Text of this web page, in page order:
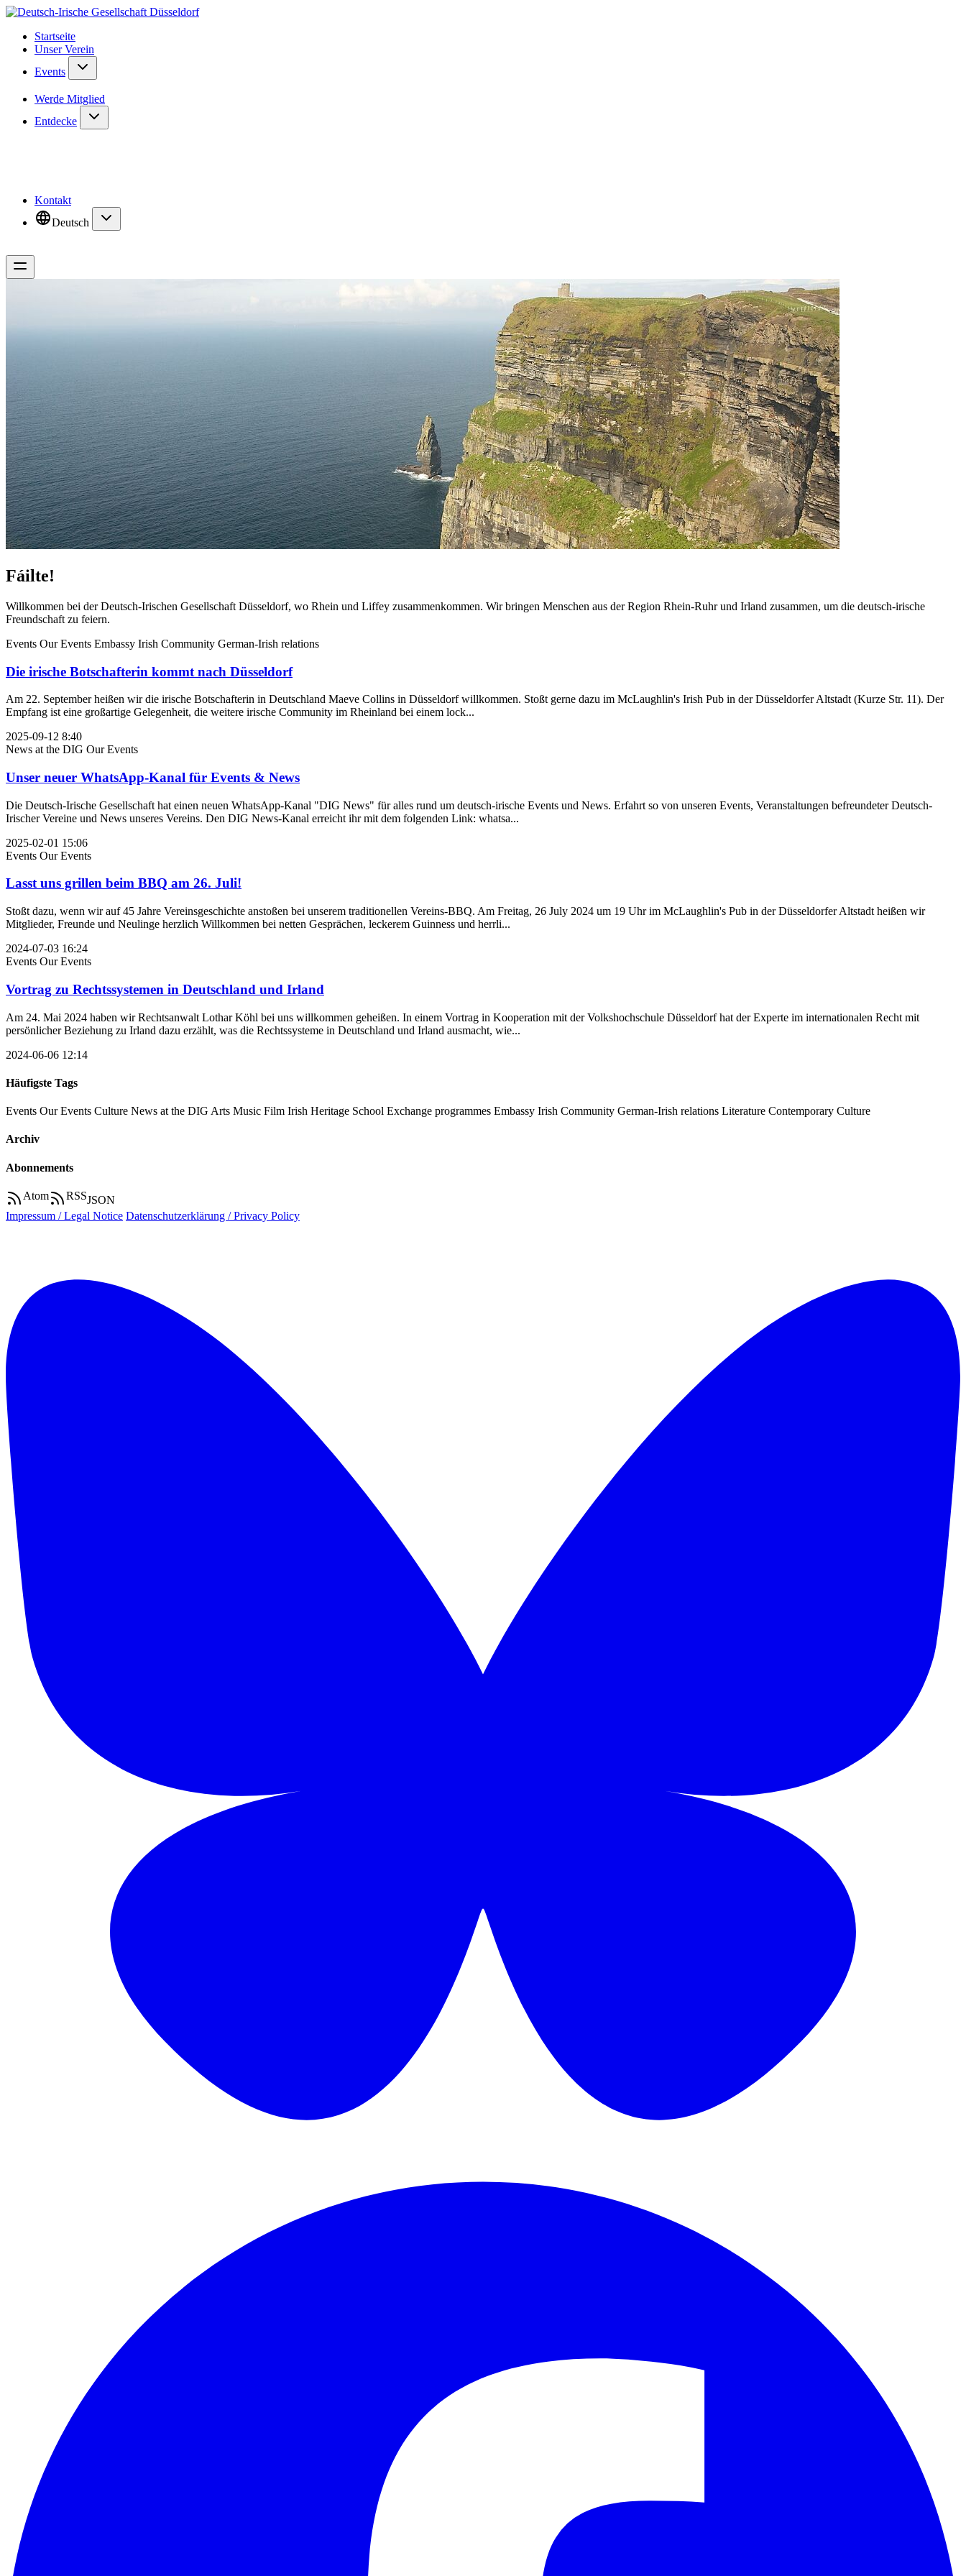
Startseite
Unser Verein
Events
Werde Mitglied
Entdecke
Kontakt
Deutsch
Fáilte!
Willkommen bei der Deutsch-Irischen Gesellschaft Düsseldorf, wo Rhein und Liffey zusammen­kommen. Wir bringen Menschen aus der Region Rhein-Ruhr und Irland zusammen, um die deutsch-irische
Freundschaft zu feiern.
Events Our Events Embassy Irish Community German-Irish relations
Die irische Botschafterin kommt nach Düsseldorf
Am 22. September heißen wir die irische Botschafterin in Deutschland Maeve Collins in Düsseldorf willkommen. Stoßt gerne dazu im McLaughlin's Irish Pub in der Düsseldorfer Altstadt (Kurze Str. 11). Der
Empfang ist eine großartige Gelegenheit, die weitere irische Community im Rheinland bei einem lock...
2025-09-12 8:40
News at the DIG Our Events
Unser neuer WhatsApp-Kanal für Events & News
Die Deutsch-Irische Gesellschaft hat einen neuen WhatsApp-Kanal "DIG News" für alles rund um deutsch-irische Events und News. Erfahrt so von unseren Events, Veranstaltungen befreundeter Deutsch-
Irischer Vereine und News unseres Vereins. Den DIG News-Kanal erreicht ihr mit dem folgenden Link: whatsa...
2025-02-01 15:06
Events Our Events
Lasst uns grillen beim BBQ am 26. Juli!
Stoßt dazu, wenn wir auf 45 Jahre Vereinsgeschichte anstoßen bei unserem traditionellen Vereins-BBQ. Am Freitag, 26 July 2024 um 19 Uhr im McLaughlin's Pub in der Düsseldorfer Altstadt heißen wir
Mitglieder, Freunde und Neulinge herzlich Willkommen bei netten Gesprächen, leckerem Guinness und herrli...
2024-07-03 16:24
Events Our Events
Vortrag zu Rechtssystemen in Deutschland und Irland
Am 24. Mai 2024 haben wir Rechtsanwalt Lothar Köhl bei uns willkommen geheißen. In einem Vortrag in Kooperation mit der Volkshochschule Düsseldorf hat der Experte im internationalen Recht mit
persönlicher Beziehung zu Irland dazu erzählt, was die Rechtssysteme in Deutschland und Irland ausmacht, wie...
2024-06-06 12:14
Häufigste Tags
Events Our Events Culture News at the DIG Arts Music Film Irish Heritage School Exchange programmes Embassy Irish Community German-Irish relations Literature Contemporary Culture
Archiv
Abonnements
Atom RSSJSON
Impressum / Legal Notice Datenschutzerklärung / Privacy Policy